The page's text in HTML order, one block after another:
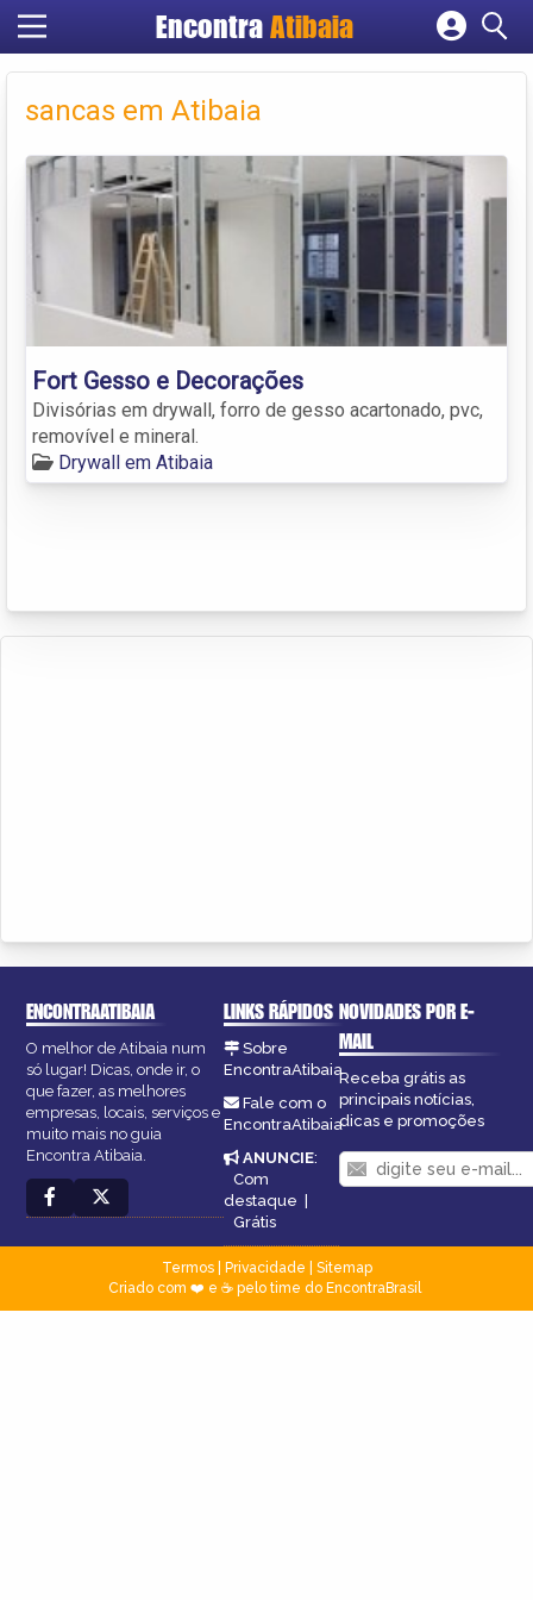
Encontra Atibaia
Cadastrar empresa
Criar conta
sancas em Atibaia
Fort Gesso e Decorações
Divisórias em drywall, forro de gesso acartonado, pvc,
removível e mineral.
Drywall em Atibaia
ENCONTRAATIBAIA
O melhor de Atibaia num
só lugar! Dicas, onde ir, o
que fazer, as melhores
empresas, locais, serviços e
muito mais no guia
Encontra Atibaia.
LINKS RÁPIDOS
Sobre
EncontraAtibaia
Fale com o
EncontraAtibaia
ANUNCIE:
Com
destaque |
Grátis
NOVIDADES POR E-
MAIL
Receba grátis as
principais notícias,
dicas e promoções
Termos| Privacidade
Sitemap
Criado com ❤️ e ☕ pelo time do EncontraBrasil